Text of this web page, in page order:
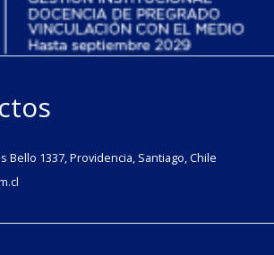
Bello 1337, Providencia, Santiago, Chile